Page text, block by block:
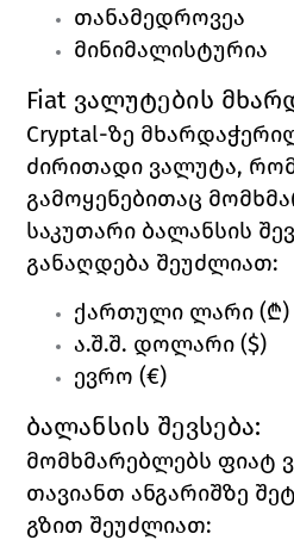
თანამედროვეა
მინიმალისტურია
Fiat ვალუტების
Cryptal-ზე
ძირითადი ვალუტა,
გამოყენებითაც
საკუთარი ბალანსის
განაღდება შეუძლიათ:
ქართული ლარი (₾)
ა.შ.შ. დოლარი ($)
ევრო (€)
ბალანსის შევსება:
მომხმარებლებს ფიატ
თავიანთ ანგარიშზე
გზით შეუძლიათ: